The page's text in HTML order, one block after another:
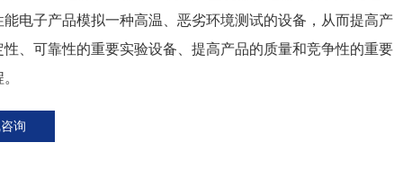
能电子产品模拟一种高温、恶劣环境测试的设备，从而提高产
性、可靠性的重要实验设备、提高产品的质量和竞争性的重要
询